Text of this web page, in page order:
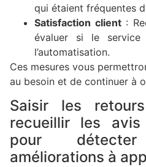
qui étaient fréquentes
Satisfaction client:
évaluer si le
l’automatisation.
Ces mesures vous
au besoin et de continuer à
Saisir les
recueillir les
pour détecter
améliorations à